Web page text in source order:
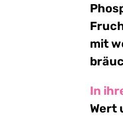
mit
In
Wert